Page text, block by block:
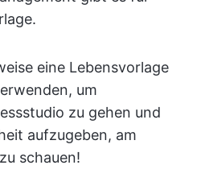
eine Lebensvorlage
um
zu gehen und
aufzugeben, am
schauen!